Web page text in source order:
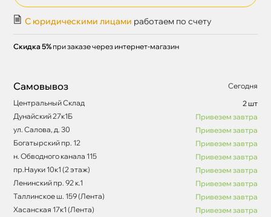
С юридическими лицами работаем по счету
Скидка 5% при заказе через интернет-магазин
Самовывоз
Сегодня
Центральный Склад
2 шт
Дунайский 27к1Б
Привезем завтра
ул. Салова, д. 30
Привезем завтра
Богатырский пр. 12
Привезем завтра
н. Обводного канала 115
Привезем завтра
пр.Науки 10к1 (2 этаж)
Привезем завтра
Ленинский пр. 92 к.1
Привезем завтра
Таллинское ш. 159 (Лента)
Привезем завтра
Хасанская 17к1 (Лента)
Привезем завтра